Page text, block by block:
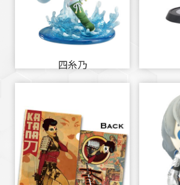
四糸乃